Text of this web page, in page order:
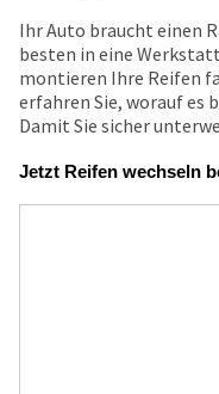
Ihr Auto braucht einen
besten in eine
montieren Ihre Reifen
erfahren Sie, worauf es
Damit Sie sicher
Jetzt Reifen wechseln